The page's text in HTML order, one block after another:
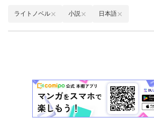
ライトノベル 小説 日本語